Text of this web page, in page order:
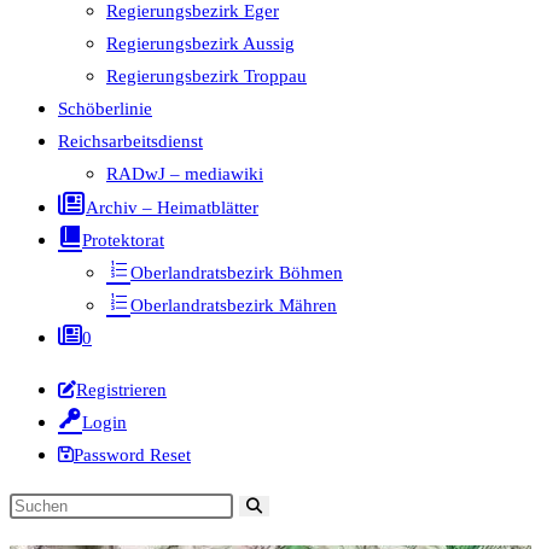
Regierungsbezirk Eger
Regierungsbezirk Aussig
Regierungsbezirk Troppau
Schöberlinie
Reichsarbeitsdienst
RADwJ – mediawiki
Archiv – Heimatblätter
Protektorat
Oberlandratsbezirk Böhmen
Oberlandratsbezirk Mähren
0
Registrieren
Login
Password Reset
Diese